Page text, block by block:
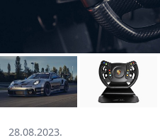
28.08.2023.